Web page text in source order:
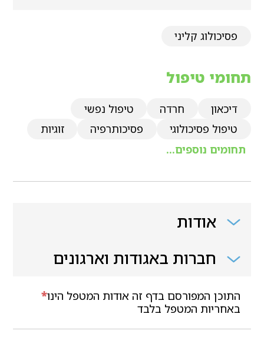
פסיכולוג קליני
תחומי טיפול
דיכאון חרדה
טיפול נפשי
טיפול פסיכולוגי
פסיכותרפיה
זוגיות
תחומים נוספים...
אודות
חברות באגודות וארגונים
*התוכן המפורסם בדף זה אודות המטפל הינו
באחריות המטפל בלבד